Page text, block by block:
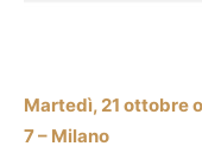
Martedì, 21 ottobre
7 – Milano